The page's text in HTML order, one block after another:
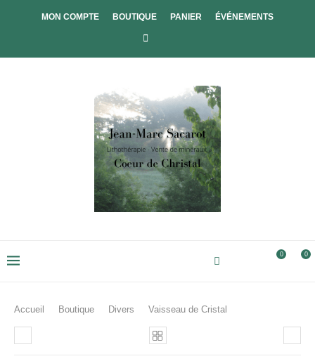
MON COMPTE BOUTIQUE PANIER ÉVÉNEMENTS
0 0
Accueil Boutique Divers Vaisseau de Cristal